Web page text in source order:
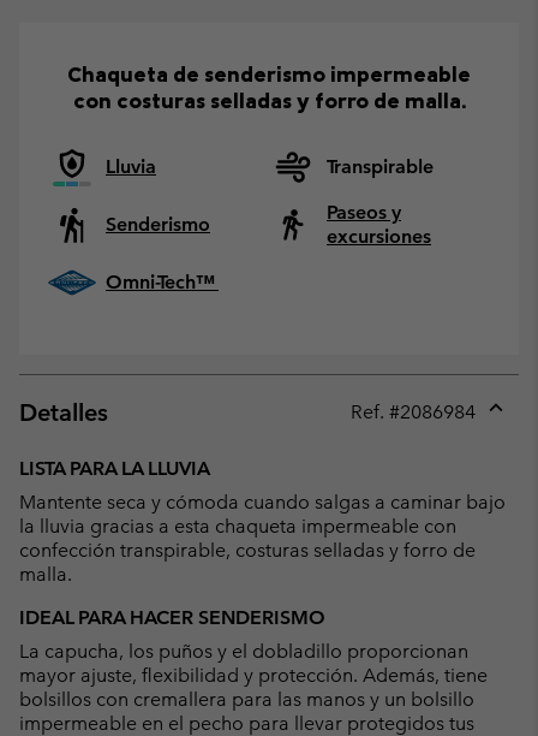
Chaqueta de senderismo impermeable
con costuras selladas y forro de malla.
Lluvia Transpirable
Senderismo
Paseos y
excursiones
Omni-Tech™
Detalles Ref. #2086984
LISTA PARA LA LLUVIA
Mantente seca y cómoda cuando salgas a caminar bajo
la lluvia gracias a esta chaqueta impermeable con
confección transpirable, costuras selladas y forro de
malla.
IDEAL PARA HACER SENDERISMO
La capucha, los puños y el dobladillo proporcionan
mayor ajuste, flexibilidad y protección. Además, tiene
bolsillos con cremallera para las manos y un bolsillo
impermeable en el pecho para llevar protegidos tus